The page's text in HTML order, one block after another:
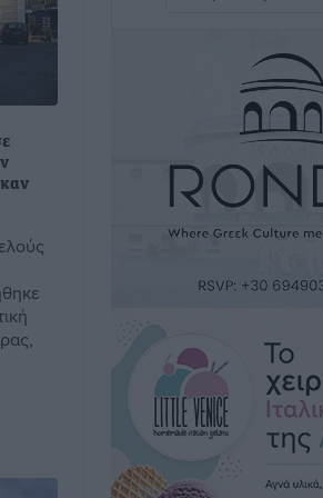
Νέο ξενοδοχείο στη Ρόδο
Hotels – Χατζηλαζάρου
Τοπικές Ειδήσεις πριν 12 ώρες
Αυτοκίνητο μπήκε
Αναποδογύρισε όχημα με
5χρονο παιδί
Τοπικές Ειδήσεις πριν 12 ώρες
“Η Ευρώπη
προσφυγικό σαν ταινία
συγκλονιστική μαρτυρία
Γιασιράνη στον RV για